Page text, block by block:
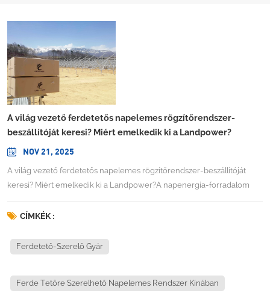
A világ vezető ferdetetős napelemes rögzítőrendszer-
beszállítóját keresi? Miért emelkedik ki a Landpower?
NOV 21, 2025
A világ vezető ferdetetős napelemes rögzítőrendszer-beszállítóját
keresi? Miért emelkedik ki a Landpower?A napenergia-forradalom
napelemes telepítés mögött egy gyakran figyelmen kívül hagyott
rögzítőrendszerek piaca 2024-ben meghaladta a 38,4 milliárd USD-t,
és a becslések szerint 4,9%-os éves összetett növekedési rátával
biztosítani azokat az innovatív, megbízható szerelési megoldásokat,
CÍMKÉK :
Ferdetető-Szerelő Gyár
Ferde Tetőre Szerelhető Napelemes Rendszer Kínában